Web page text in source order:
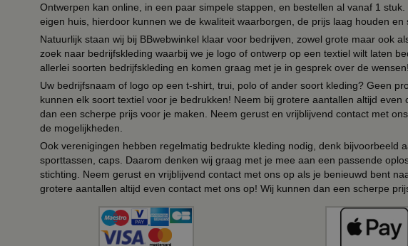
Ontwerpen kan online, in een paar simpele stappen, en bestellen al vanaf 1
eigen huis, hierdoor kunnen we de kwaliteit waarborgen, de prijs laag houden en
Natuurlijk staan wij bij BBwebwinkel klaar voor bedrijven, zowel grote maar ook
zoek naar bedrijfskleding waarbij we je logo of ontwerp op een textiel wilt laten
allerlei soorten bedrijfskleding en komen graag met je in gesprek over de wensen!
Uw bedrijfsnaam of logo op een t-shirt, trui, polo of ander soort kleding? Geen
kunnen elk soort textiel voor je bedrukken! Neem bij grotere aantallen altijd even
dan een scherpe prijs voor je maken. Neem gerust en vrijblijvend contact met
de mogelijkheden.
Ook verenigingen hebben regelmatig bedrukte kleding nodig, denk bijvoorbeeld
sporttassen, caps. Daarom denken wij graag met je mee aan een passende
stichting. Neem gerust en vrijblijvend contact met ons op als je benieuwd bent
grotere aantallen altijd even contact met ons op! Wij kunnen dan een scherpe